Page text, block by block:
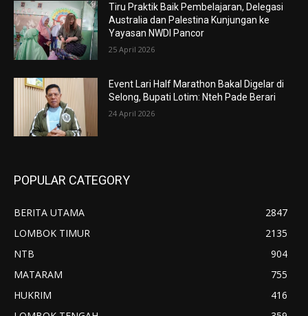
Tiru Praktik Baik Pembelajaran, Delegasi
Australia dan Palestina Kunjungan ke
Yayasan NWDI Pancor
25 April 2026
Event Lari Half Marathon Bakal Digelar di
Selong, Bupati Lotim: Nteh Pade Berari
24 April 2026
POPULAR CATEGORY
BERITA UTAMA
2847
LOMBOK TIMUR
2135
NTB
904
MATARAM
755
HUKRIM
416